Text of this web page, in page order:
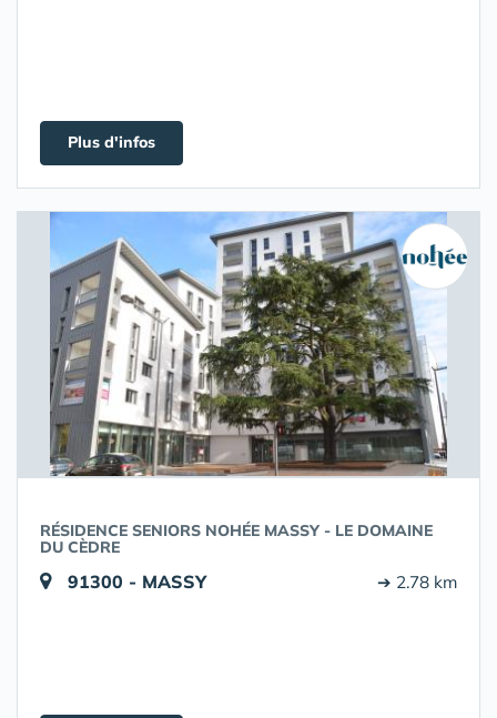
Plus d'infos
RÉSIDENCE SENIORS NOHÉE MASSY - LE DOMAINE
DU CÈDRE
91300 - MASSY ➔ 2.78 km